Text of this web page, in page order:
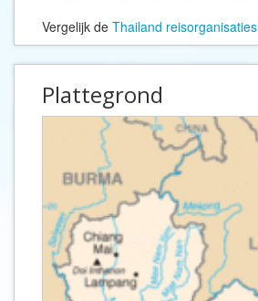
Vergelijk de Thailand reisorganisaties
Plattegrond